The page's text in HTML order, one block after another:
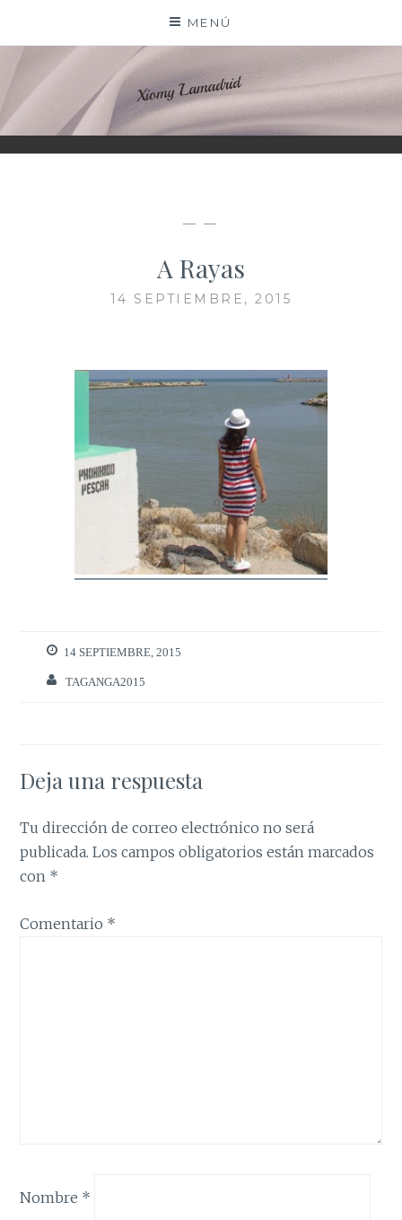
contenido
MENÚ
XIOMY LAMADRID
— —
A Rayas
14 SEPTIEMBRE, 2015
14 SEPTIEMBRE, 2015
TAGANGA2015
Deja una respuesta
Tu dirección de correo electrónico no será
publicada. Los campos obligatorios están marcados
con *
Comentario *
Nombre *